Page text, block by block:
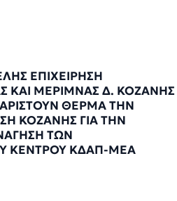
ΕΠΙΧΕΙΡΗΣΗ
ΚΑΙ ΜΕΡΙΜΝΑΣ Δ. ΚΟΖΑΝΗΣ
ΘΕΡΜΑ ΤΗΝ
ΚΟΖΑΝΗΣ ΓΙΑ ΤΗΝ
ΤΩΝ
ΚΕΝΤΡΟΥ ΚΔΑΠ-ΜΕΑ